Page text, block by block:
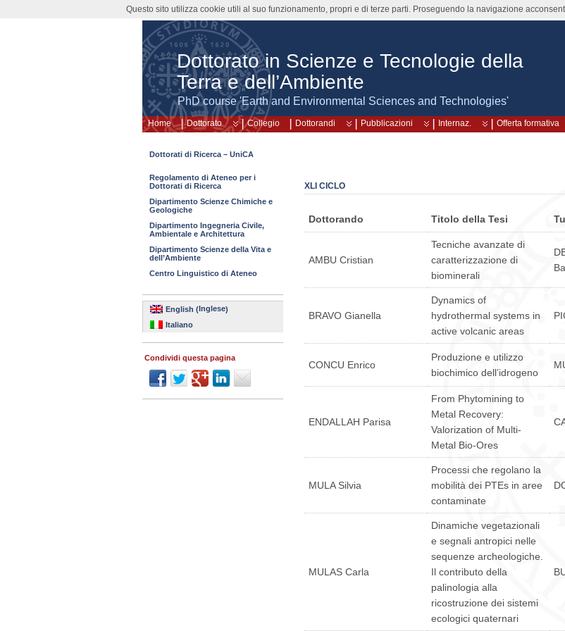
Dottorato in Scienze e Tecnologie della
Terra e dell’Ambiente
PhD course 'Earth and Environmental Sciences and Technologies'
Home Dottorato Collegio Dottorandi Pubblicazioni Internaz. Offerta formativa
XLI CICLO
Dottorando Titolo della Tesi
AMBU Cristian
Tecniche avanzate di
caratterizzazione di
biominerali
BRAVO Gianella
Dynamics of
hydrothermal systems in
active volcanic areas
CONCU Enrico
Produzione e utilizzo
biochimico dell’idrogeno
ENDALLAH Parisa
From Phytomining to
Metal Recovery:
Valorization of Multi-
Metal Bio-Ores
MULA Silvia
Processi che regolano la
mobilità dei PTEs in aree
contaminate
MULAS Carla
Dinamiche vegetazionali
e segnali antropici nelle
sequenze archeologiche.
Il contributo della
palinologia alla
ricostruzione dei sistemi
ecologici quaternari
Dottorati di Ricerca – UniCA
Regolamento di Ateneo per i
Dottorati di Ricerca
Dipartimento Scienze Chimiche e
Geologiche
Dipartimento Ingegneria Civile,
Ambientale e Architettura
Dipartimento Scienze della Vita e
dell’Ambiente
Centro Linguistico di Ateneo
English ( Inglese)
Italiano
Condividi questa pagina
Questo sito utilizza cookie utili al suo funzionamento, propri e di terze parti. Proseguendo la navigazione